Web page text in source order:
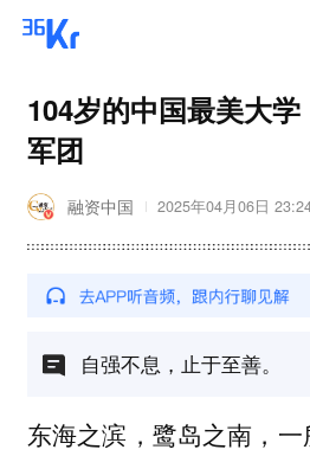
104岁的中国最美大
军团
融资中国 2025年04月06日
自强不息，止于至善。
东海之滨，鹭岛之南，